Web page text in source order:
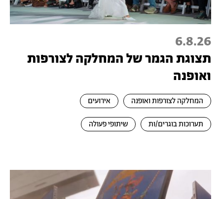
6.8.26
תצוגת הגמר של המחלקה לצורפות
ואופנה
המחלקה לצורפות ואופנה אירועים
תערוכות בוגרים/ות שיתופי פעולה